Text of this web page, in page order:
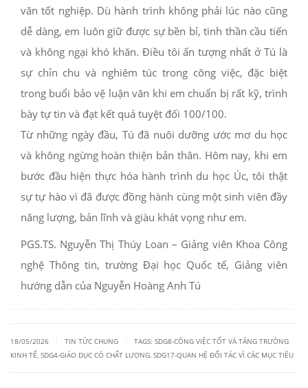
văn tốt nghiệp. Dù hành trình không phải lúc nào cũng
dễ dàng, em luôn giữ được sự bền bỉ, tinh thần cầu tiến
và không ngại khó khăn. Điều tôi ấn tượng nhất ở Tú là
sự chỉn chu và nghiêm túc trong công việc, đặc biệt
trong buổi bảo vệ luận văn khi em chuẩn bị rất kỹ, trình
bày tự tin và đạt kết quả tuyệt đối 100/100.
Từ những ngày đầu, Tú đã nuôi dưỡng ước mơ du học
và không ngừng hoàn thiện bản thân. Hôm nay, khi em
bước đầu hiện thực hóa hành trình du học Úc, tôi thật
sự tự hào vì đã được đồng hành cùng một sinh viên đầy
năng lượng, bản lĩnh và giàu khát vọng như em.
PGS.TS. Nguyễn Thị Thúy Loan – Giảng viên Khoa Công
nghệ Thông tin, trường Đại học Quốc tế, Giảng viên
hướng dẫn của Nguyễn Hoàng Anh Tú
18/05/2026 TIN TỨC CHUNG TAGS: SDG8-CÔNG VIỆC TỐT VÀ TĂNG TRƯỞNG
KINH TẾ, SDG4-GIÁO DỤC CÓ CHẤT LƯỢNG, SDG17-QUAN HỆ ĐỐI TÁC VÌ CÁC MỤC TIÊU